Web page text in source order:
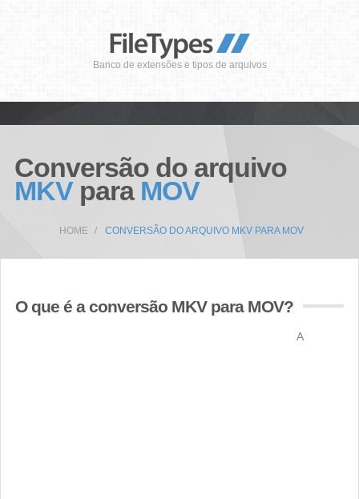
Banco de extensões e tipos de arquivos
Conversão do arquivo
MKVpara MOV
HOME CONVERSÃO DO ARQUIVO MKV PARA MOV
O que é a conversão MKV para MOV?
A